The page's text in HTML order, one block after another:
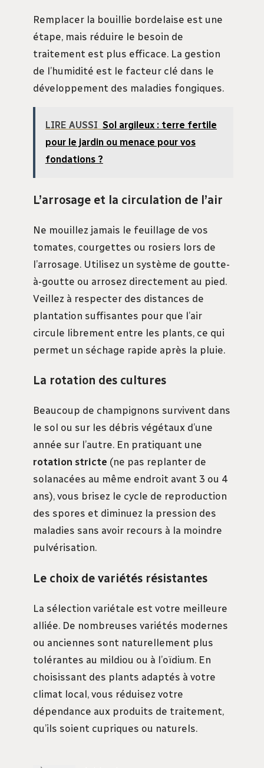
Remplacer la bouillie bordelaise est une
étape, mais réduire le besoin de
traitement est plus efficace. La gestion
de l’humidité est le facteur clé dans le
développement des maladies fongiques.
LIRE AUSSI Sol argileux : terre fertile
pour le jardin ou menace pour vos
fondations ?
L’arrosage et la circulation de l’air
Ne mouillez jamais le feuillage de vos
tomates, courgettes ou rosiers lors de
l’arrosage. Utilisez un système de goutte-
à-goutte ou arrosez directement au pied.
Veillez à respecter des distances de
plantation suffisantes pour que l’air
circule librement entre les plants, ce qui
permet un séchage rapide après la pluie.
La rotation des cultures
Beaucoup de champignons survivent dans
le sol ou sur les débris végétaux d’une
année sur l’autre. En pratiquant une
rotation stricte (ne pas replanter de
solanacées au même endroit avant 3 ou 4
ans), vous brisez le cycle de reproduction
des spores et diminuez la pression des
maladies sans avoir recours à la moindre
pulvérisation.
Le choix de variétés résistantes
La sélection variétale est votre meilleure
alliée. De nombreuses variétés modernes
ou anciennes sont naturellement plus
tolérantes au mildiou ou à l’oïdium. En
choisissant des plants adaptés à votre
climat local, vous réduisez votre
dépendance aux produits de traitement,
qu’ils soient cupriques ou naturels.